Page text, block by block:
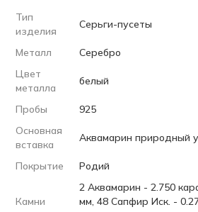
Тип
изделия
Серьги-пусеты
Металл
Серебро
Цвет
металла
белый
Пробы
925
Основная
вставка
Аквамарин природный
Покрытие Родий
Камни
2 Аквамарин - 2.750
мм, 48 Сапфир Иск. -